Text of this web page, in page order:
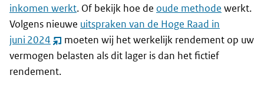
inkomen werkt. Of bekijk hoe de oude methode werkt.
Volgens nieuwe uitspraken van de Hoge Raad in
juni 2024 (opent
nieuw
venster)
moeten wij het werkelijk rendement op uw
vermogen belasten als dit lager is dan het fictief
rendement.